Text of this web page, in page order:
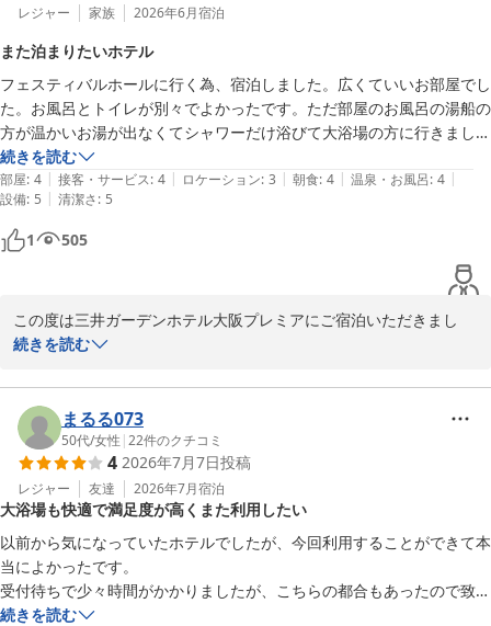
レジャー 家族 2026年6月宿泊
また泊まりたいホテル
フェスティバルホールに行く為、宿泊しました。広くていいお部屋でし
た。お風呂とトイレが別々でよかったです。ただ部屋のお風呂の湯船の
方が温かいお湯が出なくてシャワーだけ浴びて大浴場の方に行きまし
た。足が不自由な為、大浴場が滑りやすく危なかったですが、温泉に入
れて嬉しかったです。息子の部屋はちゃんとお湯がでたようで部屋風呂
で十分だったようです。
雨の為と足がもたないためフェスティバルホールまでタクシーで行きま
したが、スタッフの方も感じよくタクシーも呼んでいただき、また泊ま
りたいと思えるホテルでした。息子も朝食おいしかったと喜んでいまし
続きを読む
部屋: 4 | 接客・サービス: 4 | ロケーション: 3 | 朝食: 4 | 温泉・お風呂: 4 |
設備: 5 | 清潔さ: 5
1 505
この度は三井ガーデンホテル大阪プレミアにご宿泊いただきまし
て、誠にありがとうございました。
ます。
ご宿泊にあたり、客室の設備不良でご不便をおかけし申し訳ござい
ません。
そのような中においてスタッフについてお褒めの言葉を頂戴でき、
大変光栄でございます。
頂戴したご感想を参考に、皆様に愛されるホテルを目指して精進し
てまいります。
またのご宿泊をスタッフ一同心よりお待ち申しあげております。
続きを読む
まるる073
50代/女性 |22件のクチコミ
4 2026年7月7日投稿
レジャー 友達 2026年7月宿泊
大浴場も快適で満足度が高くまた利用したい
以前から気になっていたホテルでしたが、今回利用することができて本
当によかったです。
受付待ちで少々時間がかかりましたが、こちらの都合もあったので致し
方なし。
続きを読む